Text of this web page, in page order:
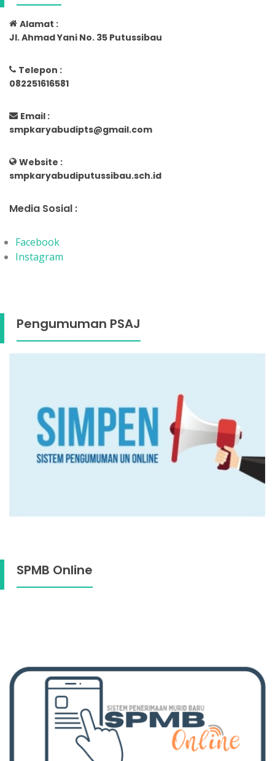
Alamat :
Jl. Ahmad Yani No. 35 Putussibau
Telepon :
082251616581
Email :
smpkaryabudipts@gmail.com
Website :
smpkaryabudiputussibau.sch.id
Media Sosial :
Facebook
Instagram
Pengumuman PSAJ
SPMB Online